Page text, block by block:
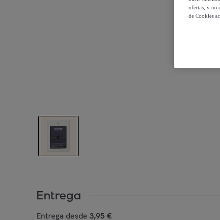
Entrega
Entrega desde 3,95 €
ofertas, y no
de Cookies